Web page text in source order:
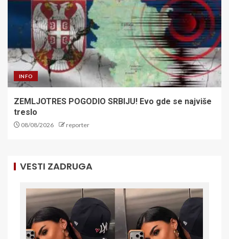
INFO
ZEMLJOTRES POGODIO SRBIJU! Evo gde se najviše
treslo
08/08/2026 reporter
VESTI ZADRUGA